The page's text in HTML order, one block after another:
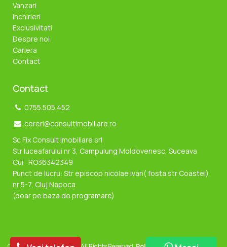
Vanzari
Inchirieri
Exclusivitati
Despre noi
Cariera
Contact
Contact
0755.505.452
cereri@consultimobiliare.ro
Sc Fix Consult Imobiliare srl
Str luceafarului nr 3, Campulung Moldovenesc, Suceava
Cui : RO36342349
Punct de lucru: Str episcop nicolae ivan( fosta str Coastei)
nr 5-7, Cluj Napoca
(doar pe baza de programare)